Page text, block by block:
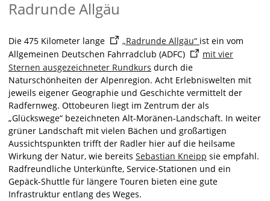
Radrunde Allgäu
Die 475 Kilometer lange „Radrunde Allgäu“ ist ein vom
Allgemeinen Deutschen Fahrradclub (ADFC)
mit vier
Sternen ausgezeichneter Rundkurs durch die
Naturschönheiten der Alpenregion. Acht Erlebniswelten mit
jeweils eigener Geographie und Geschichte vermittelt der
Radfernweg. Ottobeuren liegt im Zentrum der als
„Glückswege“ bezeichneten Alt-Moränen-Landschaft. In weiter
grüner Landschaft mit vielen Bächen und großartigen
Aussichtspunkten trifft der Radler hier auf die heilsame
Wirkung der Natur, wie bereits Sebastian Kneipp sie empfahl.
Radfreundliche Unterkünfte, Service-Stationen und ein
Gepäck-Shuttle für längere Touren bieten eine gute
Infrastruktur entlang des Weges.